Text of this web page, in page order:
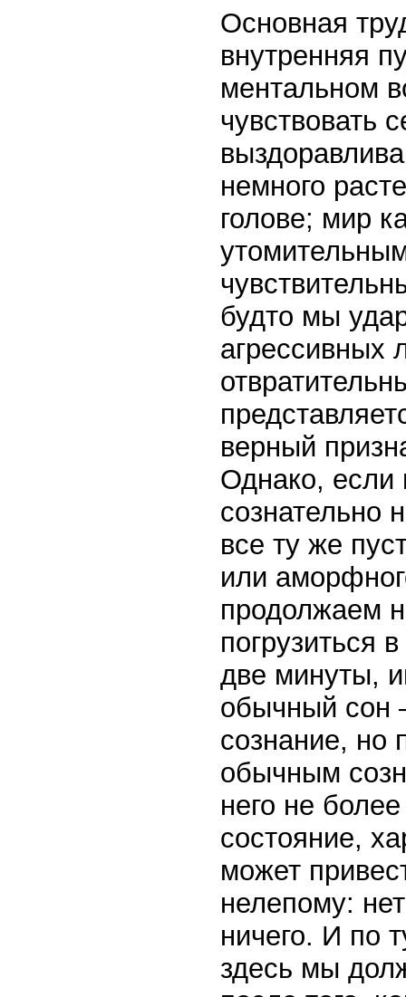
Основная
внутренняя
ментальном
чувствовать
немного
голове; мир
будто мы
агрессивных
верный
Однако,
сознательно
все ту же
или
продолжаем
погрузиться
две минуты,
обычный сон
сознание, но
обычным
него не
состояние,
может
нелепому:
ничего. И по
здесь мы